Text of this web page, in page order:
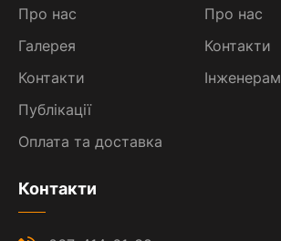
Про нас
Галерея
Контакти
Публікації
Оплата та доставка
Про нас
Контакти
Інженерам
Контакти